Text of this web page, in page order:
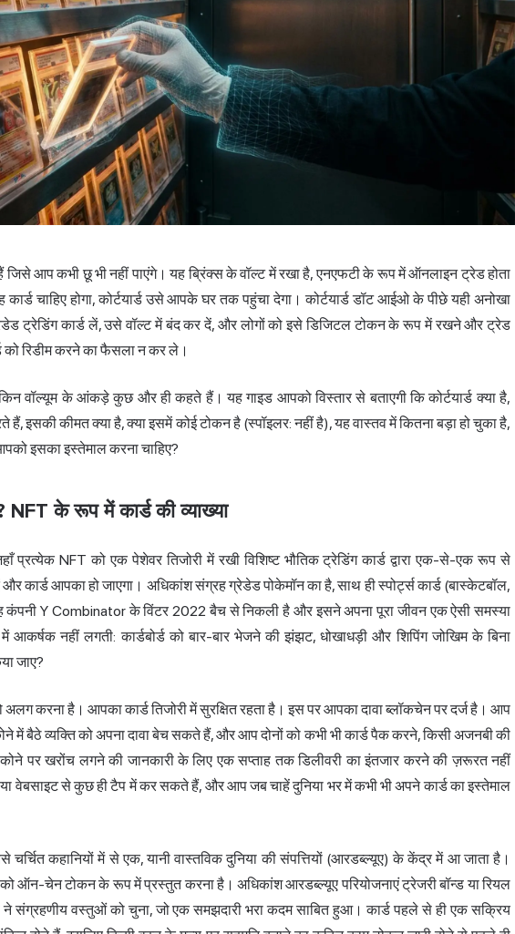
जिसे आप कभी छू भी नहीं पाएंगे। यह ब्रिंक्स के वॉल्ट में रखा है, एनएफटी के रूप में ऑनलाइन ट्रेड होता
चाहिए होगा, कोर्टयार्ड उसे आपके घर तक पहुंचा देगा। कोर्टयार्ड डॉट आईओ के पीछे यही अनोखा
ट्रेडिंग कार्ड लें, उसे वॉल्ट में बंद कर दें, और लोगों को इसे डिजिटल टोकन के रूप में रखने और ट्रेड
रिडीम करने का फैसला न कर ले।
वॉल्यूम के आंकड़े कुछ और ही कहते हैं। यह गाइड आपको विस्तार से बताएगी कि कोर्टयार्ड क्या है,
इसकी कीमत क्या है, क्या इसमें कोई टोकन है (स्पॉइलर: नहीं है), यह वास्तव में कितना बड़ा हो चुका है,
इसका इस्तेमाल करना चाहिए?
के रूप में कार्ड की व्याख्या
प्रत्येक NFT को एक पेशेवर तिजोरी में रखी विशिष्ट भौतिक ट्रेडिंग कार्ड द्वारा एक-से-एक रूप से
कार्ड आपका हो जाएगा। अधिकांश संग्रह ग्रेडेड पोकेमॉन का है, साथ ही स्पोर्ट्स कार्ड (बास्केटबॉल,
Y Combinator के विंटर 2022 बैच से निकली है और इसने अपना पूरा जीवन एक ऐसी समस्या
नहीं लगती: कार्डबोर्ड को बार-बार भेजने की झंझट, धोखाधड़ी और शिपिंग जोखिम के बिना
जाए?
करना है। आपका कार्ड तिजोरी में सुरक्षित रहता है। इस पर आपका दावा ब्लॉकचेन पर दर्ज है। आप
में बैठे व्यक्ति को अपना दावा बेच सकते हैं, और आप दोनों को कभी भी कार्ड पैक करने, किसी अजनबी की
कोने पर खरोंच लगने की जानकारी के लिए एक सप्ताह तक डिलीवरी का इंतजार करने की ज़रूरत नहीं
वेबसाइट से कुछ ही टैप में कर सकते हैं, और आप जब चाहें दुनिया भर में कभी भी अपने कार्ड का इस्तेमाल
चर्चित कहानियों में से एक, यानी वास्तविक दुनिया की संपत्तियों (आरडब्ल्यूए) के केंद्र में आ जाता है।
ऑन-चेन टोकन के रूप में प्रस्तुत करना है। अधिकांश आरडब्ल्यूए परियोजनाएं ट्रेजरी बॉन्ड या रियल
ने संग्रहणीय वस्तुओं को चुना, जो एक समझदारी भरा कदम साबित हुआ। कार्ड पहले से ही एक सक्रिय